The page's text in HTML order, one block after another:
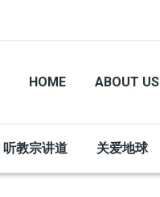
HOME ABOUT US
听教宗讲道 关爱地球